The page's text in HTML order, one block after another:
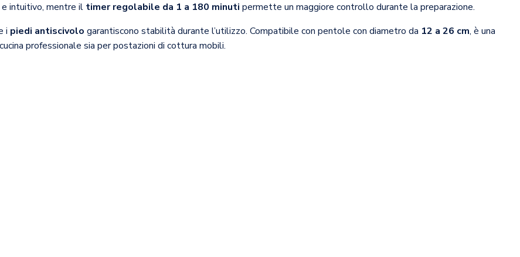
intuitivo, mentre il timer regolabile da 1 a 180 minuti permette un maggiore controllo durante la preparazione.
i piedi antiscivolo garantiscono stabilità durante l’utilizzo. Compatibile con pentole con diametro da 12 a 26 cm, è una
professionale sia per postazioni di cottura mobili.